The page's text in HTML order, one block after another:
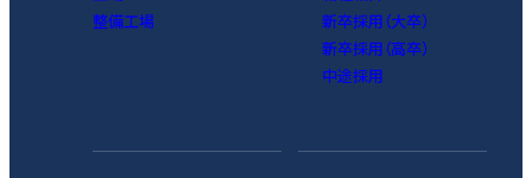
整備工場
新卒採用（大卒）
新卒採用（高卒）
中途採用